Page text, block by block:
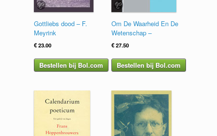
Gottliebs dood – F.
Meyrink
€23.00
Bestellen bij Bol.com
Om De Waarheid En De
Wetenschap –
€27.50
Bestellen bij Bol.com